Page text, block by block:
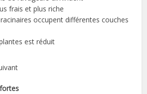
frais et plus riche
occupent différentes couches
est réduit